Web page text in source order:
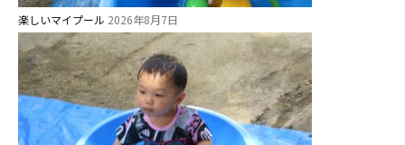
楽しいマイプール 2026年8月7日
関係先リンク
学校法⼈鴨⾕学園 鳳幼稚園
学校法⼈諏訪森学園 諏訪森幼稚
園
⼤阪府私⽴幼稚園連盟